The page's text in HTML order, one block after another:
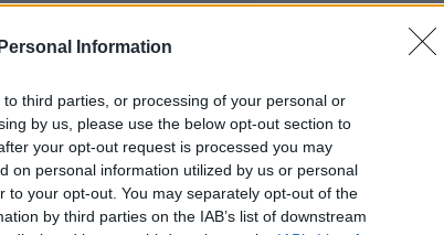
Information
third parties, or processing of your personal or
by us, please use the below opt-out section to
your opt-out request is processed you may
on personal information utilized by us or personal
to your opt-out. You may separately opt-out of the
by third parties on the IAB’s list of downstream
9 ώρες πριν